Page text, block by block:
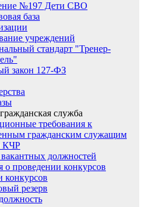
№197 Дети СВО
база
учреждений
стандарт "Тренер-
закон 127-ФЗ
служба
требования к
гражданским служащим
КЧР
должностей
о проведении конкурсов
конкурсов
резерв